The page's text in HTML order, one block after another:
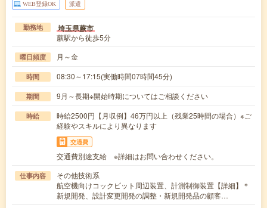
WEB登録OK 派遣
勤務地 埼玉県蕨市
蕨駅から徒歩5分
曜日頻度 月～金
時間 08:30～17:15(実働時間07時間45分)
期間 9月～長期※開始時期についてはご相談ください
時給
時給2500円【月収例】46万円以上（残業25時間の場合）※ご
経験やスキルにより異なります
交通費
交通費別途支給 ※詳細はお問い合わせください。
仕事内容
その他技術系
航空機向けコックピット周辺装置、計測制御装置【詳細】＊
新規開発、設計変更開発の調整・新規開発品の顧客…